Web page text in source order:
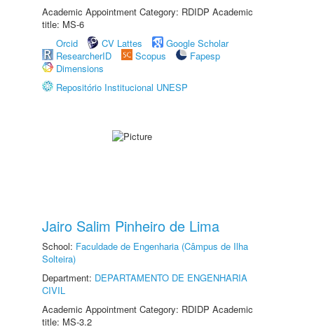
Academic Appointment Category: RDIDP Academic
title: MS-6
Orcid
CV Lattes
Google Scholar
ResearcherID
Scopus
Fapesp
Dimensions
Repositório Institucional UNESP
Jairo Salim Pinheiro de Lima
School: Faculdade de Engenharia (Câmpus de Ilha
Solteira)
Department: DEPARTAMENTO DE ENGENHARIA
CIVIL
Academic Appointment Category: RDIDP Academic
title: MS-3.2